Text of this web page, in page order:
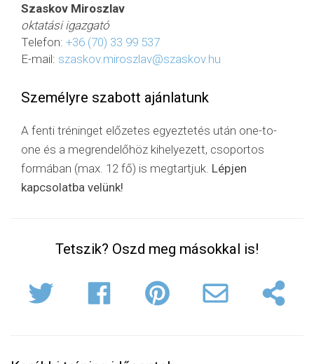
Szaskov Miroszlav
oktatási igazgató
Telefon: +36 (70) 33 99 537
E-mail: szaskov.miroszlav@szaskov.hu
Személyre szabott ajánlatunk
A fenti tréninget előzetes egyeztetés után one-to-
one és a megrendelőhöz kihelyezett, csoportos
formában (max. 12 fő) is megtartjuk. Lépjen
kapcsolatba velünk!
Tetszik? Oszd meg másokkal is!